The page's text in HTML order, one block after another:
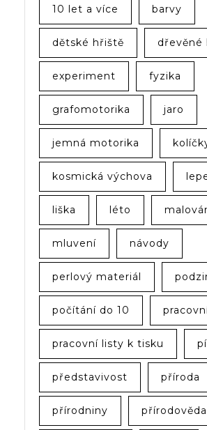
10 let a více barvy
dětské hřiště dřevěné
experiment fyzika
grafomotorika jaro
jemná motorika
kosmická výchova
liška léto
mluvení návody
perlový materiál
počítání do 10
pracovní listy k tisku
představivost příroda
přírodniny přírodověda